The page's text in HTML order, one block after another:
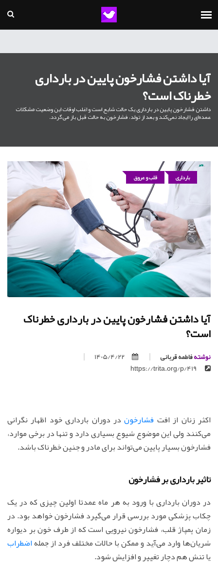
آیا داشتن فشارخون پایین در بارداری
خطرناک است؟
داشتن فشارخون پایین در بارداری یک حالت شایع است و اغلب اوقات این وضعیت مشکلات
عمده‌ای را ایجاد نمی‌کند و بعد از تولد، فشارخون به حالت قبل باز می‌گردد.
بارداری قلب و عروق
آیا داشتن فشارخون پایین در بارداری خطرناک
است؟
نوشتهفاطمه قربانی
1405/4/22
اکثر زنان از افت فشارخوندر دوران بارداری خود اظهار نگرانی
می‌کنند ولی این موضوع شیوع بسیاری دارد و تنها در برخی موارد،
فشارخون بسیار پایین می‌تواند برای مادر و جنین خطرناک باشد.
تاثیر بارداری بر فشارخون
در دوران بارداری با ورود به هر ماه عمدتا اولین چیزی که در یک
چکاب پزشکی مورد بررسی قرار می‌گیرد فشارخون خواهد بود. در
زمان پمپاژ قلب، فشارخون نیرویی است که از طرف خون بر دیواره
شریان‌ها وارد می‌آید و ممکن با حالات مختلف فرد از جملهاضطراب
یا تنش هم دچار تغییر و افزایش شود.